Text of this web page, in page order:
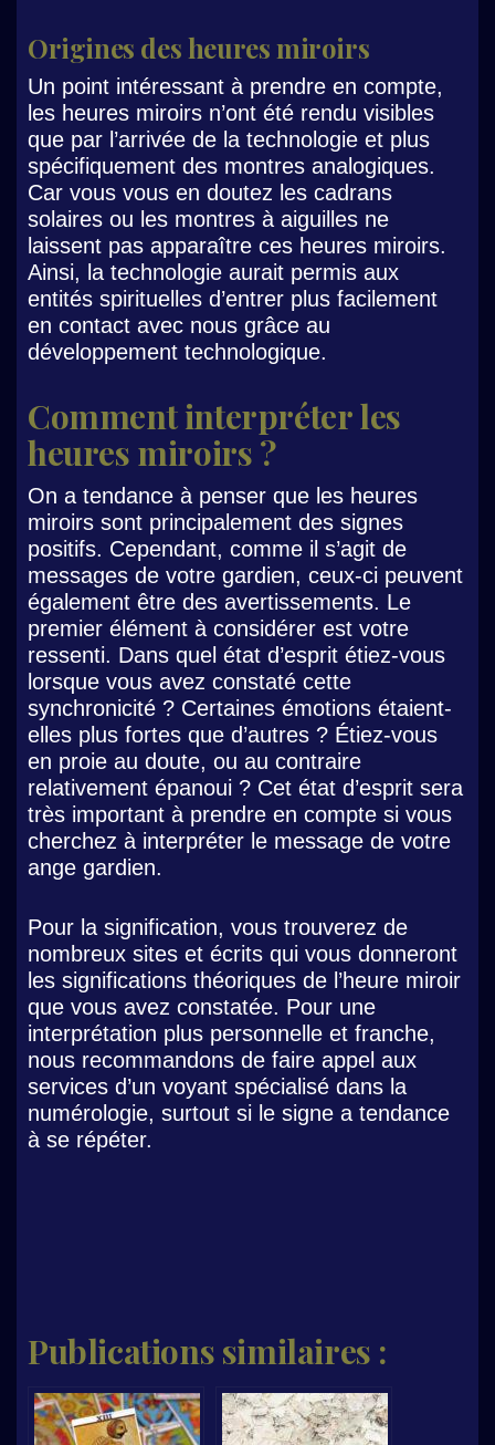
Origines des heures miroirs
Un point intéressant à prendre en compte,
les heures miroirs n’ont été rendu visibles
que par l’arrivée de la technologie et plus
spécifiquement des montres analogiques.
Car vous vous en doutez les cadrans
solaires ou les montres à aiguilles ne
laissent pas apparaître ces heures miroirs.
Ainsi, la technologie aurait permis aux
entités spirituelles d’entrer plus facilement
en contact avec nous grâce au
développement technologique.
Comment interpréter les
heures miroirs ?
On a tendance à penser que les heures
miroirs sont principalement des signes
positifs. Cependant, comme il s’agit de
messages de votre gardien, ceux-ci peuvent
également être des avertissements. Le
premier élément à considérer est votre
ressenti. Dans quel état d’esprit étiez-vous
lorsque vous avez constaté cette
synchronicité ? Certaines émotions étaient-
elles plus fortes que d’autres ? Étiez-vous
en proie au doute, ou au contraire
relativement épanoui ? Cet état d’esprit sera
très important à prendre en compte si vous
cherchez à interpréter le message de votre
ange gardien.
Pour la signification, vous trouverez de
nombreux sites et écrits qui vous donneront
les significations théoriques de l’heure miroir
que vous avez constatée. Pour une
interprétation plus personnelle et franche,
nous recommandons de faire appel aux
services d’un voyant spécialisé dans la
numérologie, surtout si le signe a tendance
à se répéter.
Publications similaires :